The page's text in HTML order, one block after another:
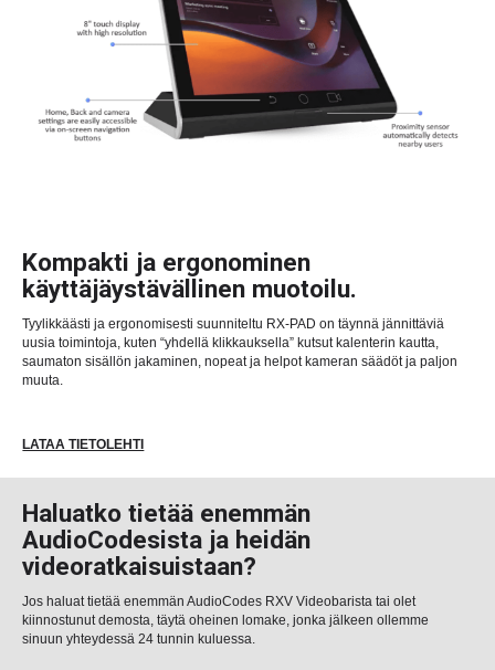
Kompakti ja ergonominen
käyttäjäystävällinen muotoilu.
Tyylikkäästi ja ergonomisesti suunniteltu RX-PAD on täynnä jännittäviä
uusia toimintoja, kuten “yhdellä klikkauksella” kutsut kalenterin kautta,
saumaton sisällön jakaminen, nopeat ja helpot kameran säädöt ja paljon
muuta.
LATAA TIETOLEHTI
Haluatko tietää enemmän
AudioCodesista ja heidän
videoratkaisuistaan?
Jos haluat tietää enemmän AudioCodes RXV Videobarista tai olet
kiinnostunut demosta, täytä oheinen lomake, jonka jälkeen ollemme
sinuun yhteydessä 24 tunnin kuluessa.